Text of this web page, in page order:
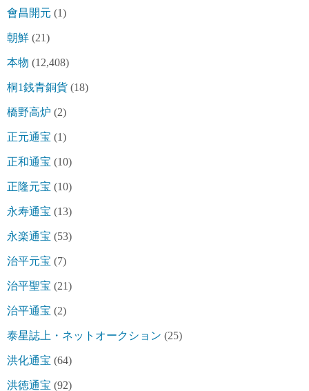
會昌開元 (1)
朝鮮 (21)
本物 (12,408)
桐1銭青銅貨 (18)
橋野高炉 (2)
正元通宝 (1)
正和通宝 (10)
正隆元宝 (10)
永寿通宝 (13)
永楽通宝 (53)
治平元宝 (7)
治平聖宝 (21)
治平通宝 (2)
泰星誌上・ネットオークション (25)
洪化通宝 (64)
洪徳通宝 (92)